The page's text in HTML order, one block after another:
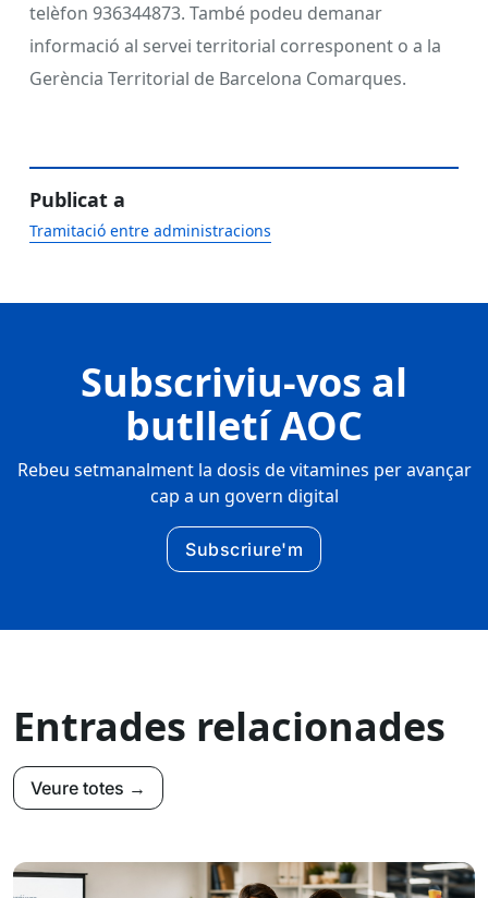
telèfon 936344873. També podeu demanar
informació al servei territorial corresponent o a la
Gerència Territorial de Barcelona Comarques.
Publicat a
Tramitació entre administracions
Subscriviu-vos al
butlletí AOC
Rebeu setmanalment la dosis de vitamines per avançar
cap a un govern digital
Subscriure'm
Entrades relacionades
Veure totes →